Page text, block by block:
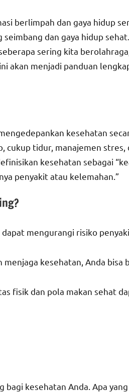
berlimpah dan gaya hidup
dan gaya hidup
sering kita
akan menjadi panduan
kesehatan
cukup tidur, manajemen stres,
kesehatan sebagai
penyakit atau kelemahan.”
dapat mengurangi risiko
menjaga kesehatan, Anda
fisik dan pola makan sehat
bagi kesehatan Anda. Apa